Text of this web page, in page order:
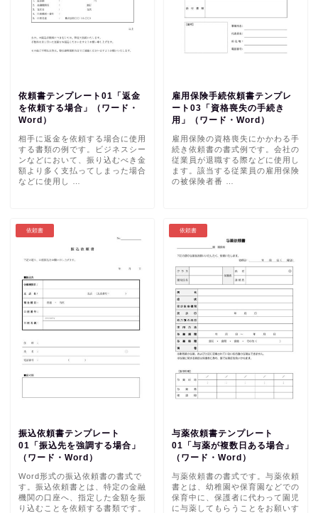
依頼書テンプレート01「返金
を依頼する場合」（ワード・
Word）
相手に返金を依頼する場合に使用
する書類の例です。ビジネスシー
ンなどにおいて、振り込むべき金
額より多く支払ってしまった場合
などに使用し …
雇用保険手続依頼書テンプレ
ート03「資格喪失の手続き
用」（ワード・Word）
雇用保険の資格喪失にかかわる手
続き依頼書の書式例です。会社の
従業員が退職する際などに使用し
ます。該当する従業員の雇用保険
の被保険者番 …
依頼書
振込依頼書テンプレート
01「振込先を強調する場合」
（ワード・Word）
Word形式の振込依頼書の書式で
す。振込依頼書とは、特定の金融
機関の口座へ、指定した金額を振
り込むことを依頼する書類です。
依頼書
与薬依頼書テンプレート
01「与薬が複数日ある場合」
（ワード・Word）
与薬依頼書の書式です。与薬依頼
書とは、幼稚園や保育園などでの
保育中に、保護者に代わって園児
に与薬してもらうことをお願いす